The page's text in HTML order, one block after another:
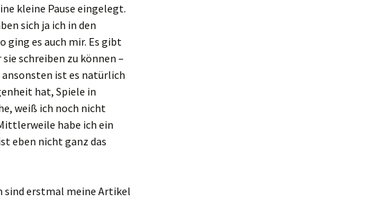
kleine Pause eingelegt.
sich ja ich in den
ging es auch mir. Es gibt
schreiben zu können –
ansonsten ist es natürlich
hat, Spiele in
weiß ich noch nicht
habe ich ein
eben nicht ganz das
sind erstmal meine Artikel